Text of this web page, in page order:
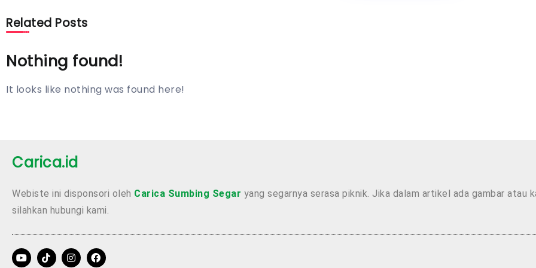
Related Posts
Nothing found!
It looks like nothing was found here!
Carica.id
Webiste ini disponsori oleh Carica Sumbing Segar yang segarnya serasa piknik. Jika dalam artikel ada gambar atau
silahkan hubungi kami.